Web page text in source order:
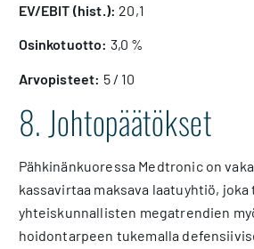
EV/EBIT (hist.): 20,1
Osinkotuotto: 3,0 %
Arvopisteet: 5 / 10
8. Johtopäätökset
Pähkinänkuoressa Medtronic on
kassavirtaa maksava laatuyhtiö, joka
yhteiskunnallisten megatrendien
hoidontarpeen tukemalla